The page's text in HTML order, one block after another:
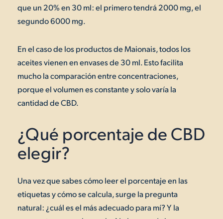
que un 20% en 30 ml: el primero tendrá 2000 mg, el
segundo 6000 mg.
En el caso de los productos de Maionais, todos los
aceites vienen en envases de 30 ml. Esto facilita
mucho la comparación entre concentraciones,
porque el volumen es constante y solo varía la
cantidad de CBD.
¿Qué porcentaje de CBD
elegir?
Una vez que sabes cómo leer el porcentaje en las
etiquetas y cómo se calcula, surge la pregunta
natural: ¿cuál es el más adecuado para mí? Y la